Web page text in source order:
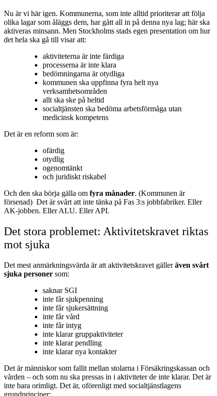
Nu är vi här igen. Kommunerna, som inte alltid prioriterar att följa
olika lagar som åläggs dem, har gått all in på denna nya lag; här ska
aktiveras minsann. Men Stockholms stads egen presentation om hur
det hela ska gå till visar att:
aktiviteterna är inte färdiga
processerna är inte klara
bedömningarna är otydliga
kommunen ska uppfinna fyra helt nya
verksamhetsområden
allt ska ske på heltid
socialtjänsten ska bedöma arbetsförmåga utan
medicinsk kompetens
Det är en reform som är:
ofärdig
otydlig
ogenomtänkt
och juridiskt riskabel
Och den ska börja gälla om fyra månader. (Kommunen är
försenad) Det är svårt att inte tänka på Fas 3:s jobbfabriker. Eller
AK‑jobben. Eller ALU. Eller API.
Det stora problemet: Aktivitetskravet riktas
mot sjuka
Det mest anmärkningsvärda är att aktivitetskravet gälleräven svårt
sjuka personer som:
saknar SGI
inte får sjukpenning
inte får sjukersättning
inte får vård
inte får intyg
inte klarar gruppaktiviteter
inte klarar pendling
inte klarar nya kontakter
Det är människor som fallit mellan stolarna i Försäkringskassan och
vården – och som nu ska pressas in i aktiviteter de inte klarar. Det är
inte bara orimligt. Det är, oförenligt med socialtjänstlagens
grundprinciper: